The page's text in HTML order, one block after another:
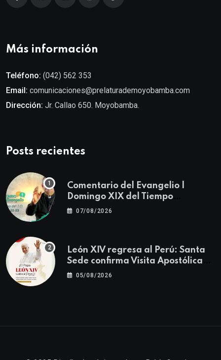
Más información
Teléfono: (042) 562 353
Email: comunicaciones@prelaturademoyobamba.com
Dirección: Jr. Callao 650. Moyobamba.
Posts recientes
Comentario del Evangelio |
Domingo XIX del Tiempo
Ordinario | Mateo 14, 22-23
07/08/2026
León XIV regresa al Perú: Santa
Sede confirma Visita Apostólica
del 11 al 17 de noviembre
05/08/2026